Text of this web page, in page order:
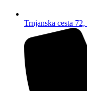
Trnjanska cesta